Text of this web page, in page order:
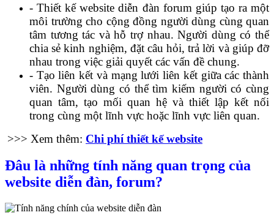
- Thiết kế website diễn đàn forum giúp tạo ra một
môi trường cho cộng đồng người dùng cùng quan
tâm tương tác và hỗ trợ nhau. Người dùng có thể
chia sẻ kinh nghiệm, đặt câu hỏi, trả lời và giúp đỡ
nhau trong việc giải quyết các vấn đề chung.
- Tạo liên kết và mạng lưới liên kết giữa các thành
viên. Người dùng có thể tìm kiếm người có cùng
quan tâm, tạo mối quan hệ và thiết lập kết nối
trong cùng một lĩnh vực hoặc lĩnh vực liên quan.
>>> Xem thêm: Chi phí thiết kế website
Đâu là những tính năng quan trọng của
website diễn đàn, forum?